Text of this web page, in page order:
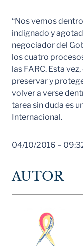
“Nos vemos
indignado y
negociador del
los cuatro
las FARC. Esta
preservar y
volver a verse
tarea sin duda es
Internacional.
04/10/2016 –
AUTOR